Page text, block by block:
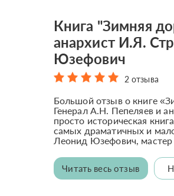
Книга "Зимняя
анархист И.Я.
Юзефович
2 отзыва
Большой отзыв о книге
Генерал А.Н. Пепеляев и
просто историческая
самых драматичных и
Леонид Юзефович,
Читать весь отзыв